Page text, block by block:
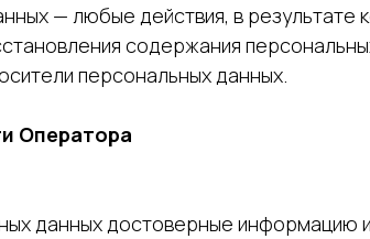
— любые действия, в
содержания
персональных данных.
Оператора
данных достоверные